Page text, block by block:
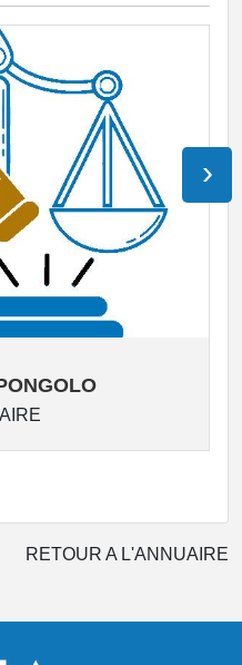
›
RETOUR A L'ANNUAIRE